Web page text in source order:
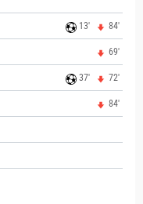
13' 84'
69'
37' 72'
84'